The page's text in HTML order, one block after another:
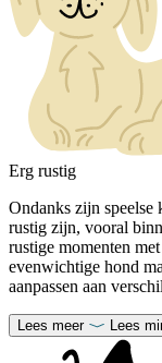
Erg rustig
Ondanks zijn
rustig zijn, vooral
rustige momenten
evenwichtige hond
aanpassen aan
Lees meer Lees